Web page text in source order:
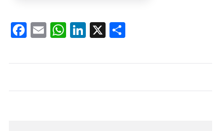
Facebook
EmailWhatsApp
LinkedIn
X